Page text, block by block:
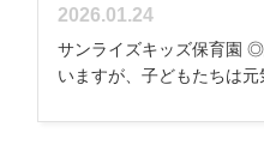
2026.01.24
サンライズキッズ保育園
いますが、子どもたちは元